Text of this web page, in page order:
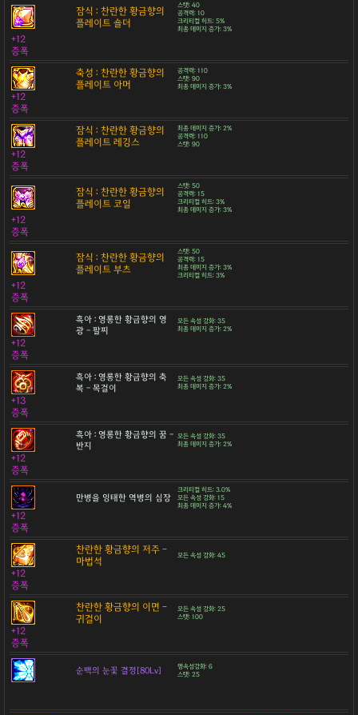
잠식 : 찬란한 황금향의
플레이트 숄더
스탯: 40
공격력: 10
크리티컬 히트: 5%
최종 데미지 증가: 3%
+12
증폭
축성 : 찬란한 황금향의
플레이트 아머
공격력: 110
스탯: 90
최종 데미지 증가: 3%
+12
증폭
잠식 : 찬란한 황금향의
플레이트 레깅스
최종 데미지 증가: 2%
공격력: 110
스탯: 90
+12
증폭
잠식 : 찬란한 황금향의
플레이트 코일
스탯: 50
공격력: 15
크리티컬 히트: 3%
최종 데미지 증가: 3%
+12
증폭
잠식 : 찬란한 황금향의
플레이트 부츠
스탯: 50
공격력: 15
최종 데미지 증가: 3%
크리티컬 히트: 3%
+12
증폭
흑아 : 영롱한 황금향의 영
광 - 팔찌
모든 속성 강화: 35
최종 데미지 증가: 2%
+12
증폭
흑아 : 영롱한 황금향의 축
복 - 목걸이
모든 속성 강화: 35
최종 데미지 증가: 2%
+13
증폭
흑아 : 영롱한 황금향의 꿈 -
반지
모든 속성 강화: 35
최종 데미지 증가: 2%
+12
증폭
만병을 잉태한 역병의 심장
크리티컬 히트: 3.0%
모든 속성 강화: 15
최종 데미지 증가: 4%
+12
증폭
찬란한 황금향의 저주 -
마법석
모든 속성 강화: 45
+12
증폭
찬란한 황금향의 이면 -
귀걸이
모든 속성 강화: 25
스탯: 100
+12
증폭
순백의 눈꽃 결정[80Lv]
명속성강화: 6
스탯: 25